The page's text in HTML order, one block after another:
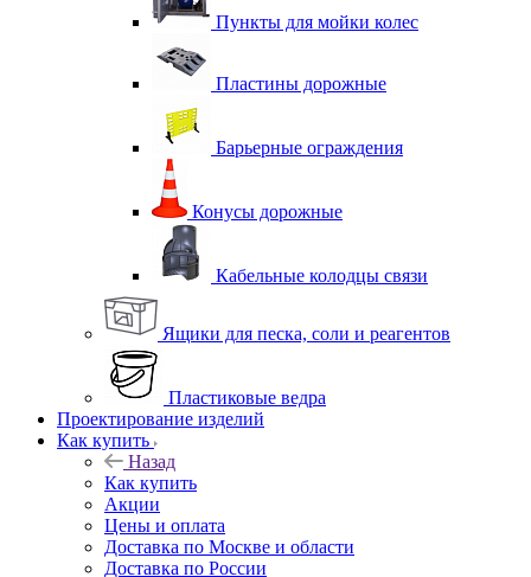
Пункты для мойки колес
Пластины дорожные
Барьерные ограждения
Конусы дорожные
Кабельные колодцы связи
Ящики для песка, соли и реагентов
Пластиковые ведра
Проектирование изделий
Как купить
Назад
Как купить
Акции
Цены и оплата
Доставка по Москве и области
Доставка по России